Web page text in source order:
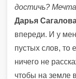
достичь?
Дарья
впереди. И у
пустых слов, то
ничего не
чтобы на земле